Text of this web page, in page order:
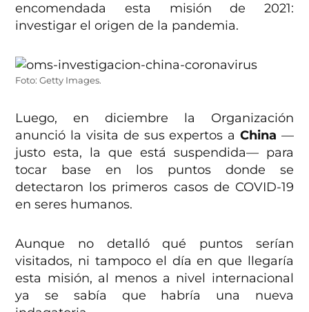
encomendada esta misión de 2021:
investigar el origen de la pandemia.
Foto: Getty Images.
Luego, en diciembre la Organización
anunció la visita de sus expertos a China —
justo esta, la que está suspendida— para
tocar base en los puntos donde se
detectaron los primeros casos de COVID-19
en seres humanos.
Aunque no detalló qué puntos serían
visitados, ni tampoco el día en que llegaría
esta misión, al menos a nivel internacional
ya se sabía que habría una nueva